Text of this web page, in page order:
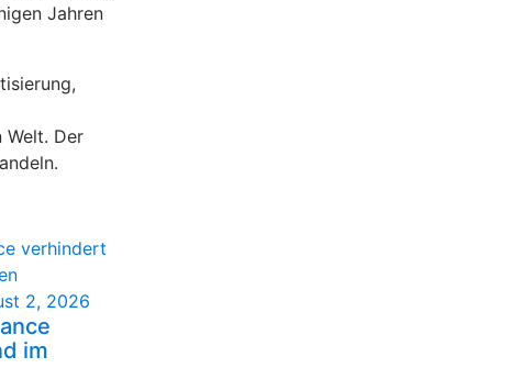
Jahren
Welt. Der
2, 2026
im